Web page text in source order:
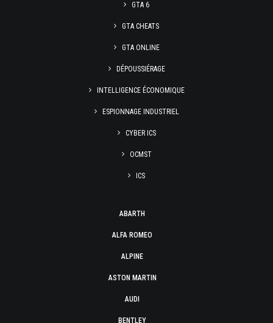
GTA 6
GTA CHEATS
GTA ONLINE
DÉPOUSSIÉRAGE
INTELLIGENCE ÉCONOMIQUE
ESPIONNAGE INDUSTRIEL
CYBER ICS
OCMST
ICS
ABARTH
ALFA ROMEO
ALPINE
ASTON MARTIN
AUDI
BENTLEY